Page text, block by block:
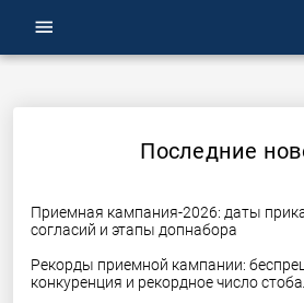
menu
Последние
Приемная кампания-2026: даты
согласий и этапы допнабора
Рекорды приемной кампании:
конкуренция и рекордное число